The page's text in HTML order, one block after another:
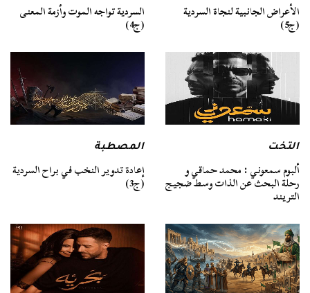
الأعراض الجانبية لنجاة السردية
(ج5)
السردية تواجه الموت وأزمة المعنى
(ج4)
التخت
ألبوم سمعوني : محمد حماقي و
رحلة البحث عن الذات وسط ضجيج
التريند
المصطبة
إعادة تدوير النخب في براح السردية
(ج3)